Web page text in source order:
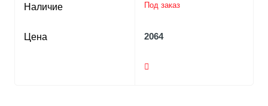
Наличие
Цена
Под заказ
2064